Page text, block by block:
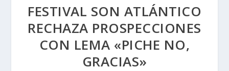
FESTIVAL SON ATLÁNTICO
RECHAZA PROSPECCIONES
CON LEMA «PICHE NO,
GRACIAS»